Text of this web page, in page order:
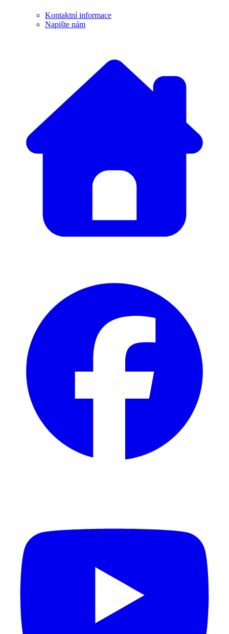
Kontaktní informace
Napište nám